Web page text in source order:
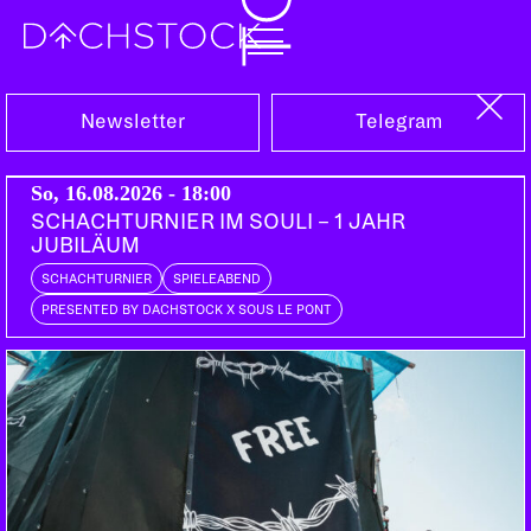
Sa, 24.01.2015
TOUR DE LORRAINE
TOMAZOBI CH | Endorphin Entertainment, Universal Music
LOS FASTIDIOS IT | Mad Butcher Rec, Kob Records
Newsletter Telegram
So, 16.08.2026 - 18:00
SCHACHTURNIER IM SOULI – 1 JAHR
JUBILÄUM
SCHACHTURNIER SPIELEABEND
PRESENTED BY DACHSTOCK X SOUS LE PONT